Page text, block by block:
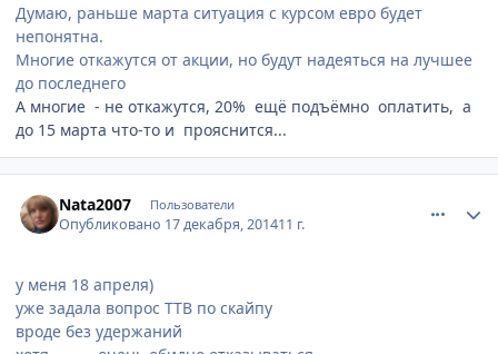
Думаю, раньше марта ситуация с курсом евро будет
непонятна.
Многие откажутся от акции, но будут надеяться на лучшее
до последнего
А многие - не откажутся, 20% ещё подъёмно оплатить, а
до 15 марта что-то и прояснится...
Nata2007 Пользователи
Опубликовано 17 декабря, 201411 г.
у меня 18 апреля)
уже задала вопрос ТТВ по скайпу
вроде без удержаний